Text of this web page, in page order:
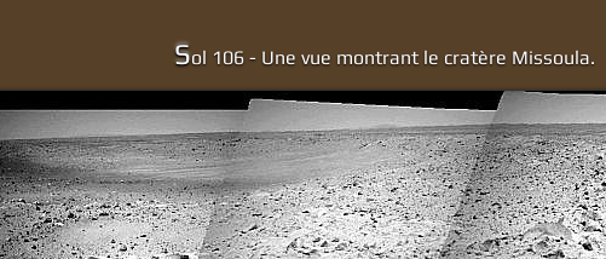
Sol 106 - Une vue montrant le cratère Missoula.